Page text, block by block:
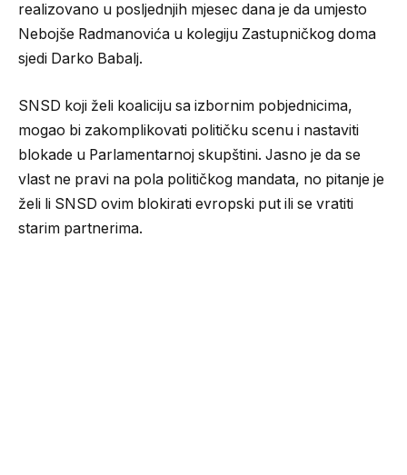
realizovano u posljednjih mjesec dana je da umjesto
Nebojše Radmanovića u kolegiju Zastupničkog doma
sjedi Darko Babalj.
SNSD koji želi koaliciju sa izbornim pobjednicima,
mogao bi zakomplikovati političku scenu i nastaviti
blokade u Parlamentarnoj skupštini. Jasno je da se
vlast ne pravi na pola političkog mandata, no pitanje je
želi li SNSD ovim blokirati evropski put ili se vratiti
starim partnerima.